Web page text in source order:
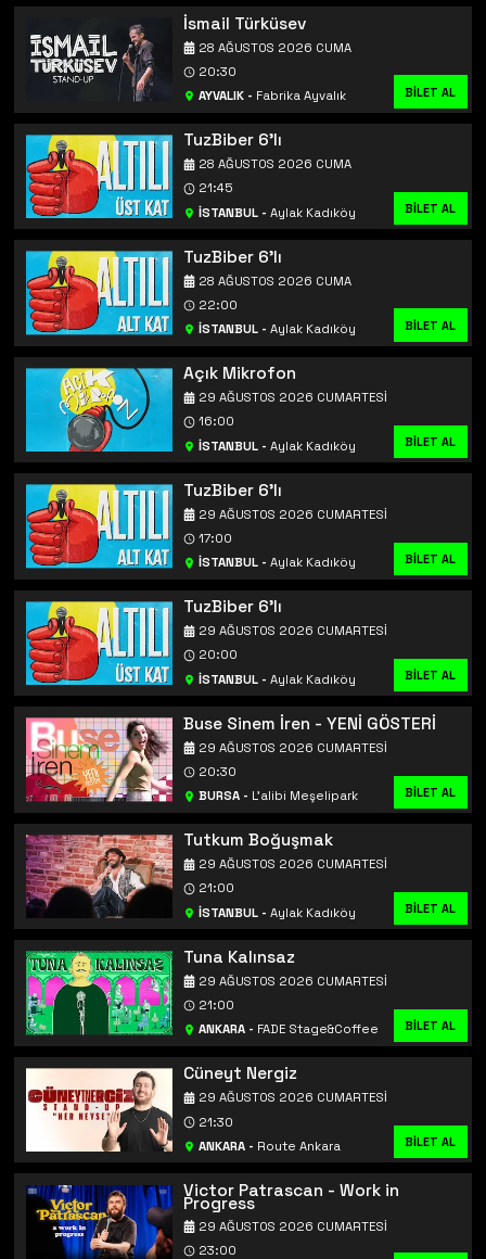
İsmail Türküsev
AYVALIK- Fabrika Ayvalık
28 AĞUSTOS 2026 CUMA
20:30
BİLET AL
TuzBiber 6'lı
İSTANBUL- Aylak Kadıköy
28 AĞUSTOS 2026 CUMA
21:45
BİLET AL
TuzBiber 6'lı
İSTANBUL- Aylak Kadıköy
28 AĞUSTOS 2026 CUMA
22:00
BİLET AL
Açık Mikrofon
İSTANBUL- Aylak Kadıköy
29 AĞUSTOS 2026 CUMARTESI
16:00
BİLET AL
TuzBiber 6'lı
İSTANBUL- Aylak Kadıköy
29 AĞUSTOS 2026 CUMARTESI
17:00
BİLET AL
TuzBiber 6'lı
İSTANBUL- Aylak Kadıköy
29 AĞUSTOS 2026 CUMARTESI
20:00
BİLET AL
Buse Sinem İren - YENİ GÖSTERİ
BURSA- L’alibi Meşelipark
29 AĞUSTOS 2026 CUMARTESI
20:30
BİLET AL
Tutkum Boğuşmak
İSTANBUL- Aylak Kadıköy
29 AĞUSTOS 2026 CUMARTESI
21:00
BİLET AL
Tuna Kalınsaz
ANKARA- FADE Stage&Coffee
29 AĞUSTOS 2026 CUMARTESI
21:00
BİLET AL
Cüneyt Nergiz
ANKARA- Route Ankara
29 AĞUSTOS 2026 CUMARTESI
21:30
BİLET AL
Victor Patrascan - Work in
Progress
29 AĞUSTOS 2026 CUMARTESI
23:00